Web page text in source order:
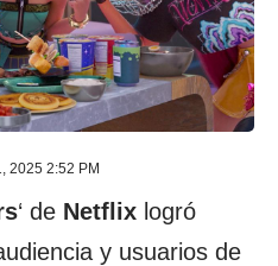
2025 2:52 PM
‘ de Netflix logró
y usuarios de